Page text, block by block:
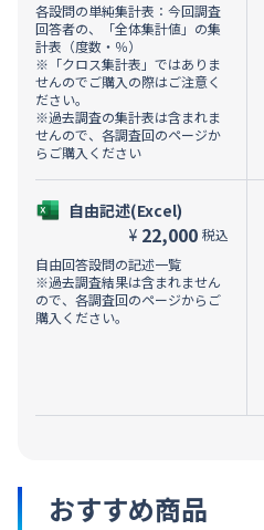
各設問の単純集計表：今回調査
回答者の、「全体集計値」の集
計表（度数・％）
※「クロス集計表」ではありま
せんのでご購入の際はご注意く
ださい。
※過去調査の集計表は含まれま
せんので、各調査回のページか
らご購入ください
自由記述(Excel)
¥ 22,000 税込
自由回答設問の記述一覧
※過去調査結果は含まれません
ので、各調査回のページからご
購入ください。
おすすめ商品